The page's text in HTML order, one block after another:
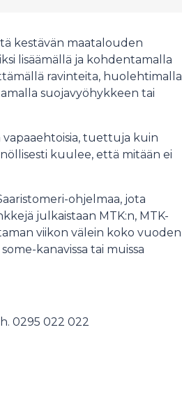
kestävän maatalouden
lisäämällä ja kohdentamalla
ravinteita, huolehtimalla
suojavyöhykkeen tai
tuettuja kuin
kuulee, että mitään ei
ohjelmaa, jota
julkaistaan MTK:n, MTK-
viikon välein koko vuoden
kanavissa tai muissa
0295 022 022